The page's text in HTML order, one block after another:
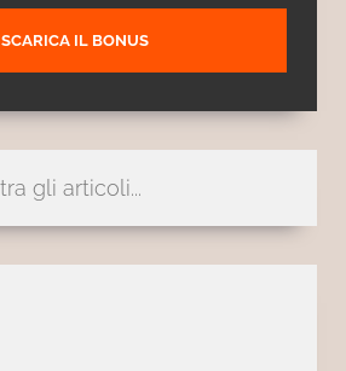
SCARICA IL BONUS